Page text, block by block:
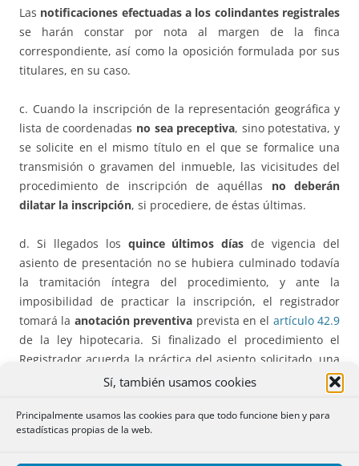
Sí, también usamos cookies
Principalmente usamos las cookies para que todo funcione bien y para
estadísticas propias de la web.
Las notificaciones efectuadas a los colindantes registrales
se harán constar por nota al margen de la finca
correspondiente, así como la oposición formulada por sus
titulares, en su caso.
c. Cuando la inscripción de la representación geográfica y
lista de coordenadas no sea preceptiva, sino potestativa, y
se solicite en el mismo título en el que se formalice una
transmisión o gravamen del inmueble, las vicisitudes del
procedimiento de inscripción de aquéllas no deberán
dilatar la inscripción, si procediere, de éstas últimas.
d. Si llegados los quince últimos días de vigencia del
asiento de presentación no se hubiera culminado todavía
la tramitación íntegra del procedimiento, y ante la
imposibilidad de practicar la inscripción, el registrador
tomará la anotación preventiva prevista en el artículo 42.9
de la ley hipotecaria. Si finalizado el procedimiento el
Registrador acuerda la práctica del asiento solicitado, una
vez extendido, con la prioridad derivada del asiento de
presentación inicial, quedará sin efecto la citada
anotación. Si resuelve suspender o denegar la inscripción,
el Registrador lo hará constar mediante nota al margen de